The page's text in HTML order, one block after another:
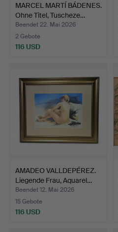
MARCEL MARTÍ BÁDENES.
Ohne Titel, Tuscheze…
Beendet 22. Mai 2026
2 Gebote
116 USD
AMADEO VALLDEPÉREZ.
Liegende Frau, Aquarel…
Beendet 12. Mai 2026
15 Gebote
116 USD